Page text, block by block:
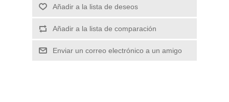
Añadir a la lista de deseos
Añadir a la lista de comparación
Enviar un correo electrónico a un amigo